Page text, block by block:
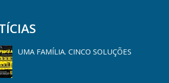
UMA FAMÍLIA. CINCO SOLUÇÕES